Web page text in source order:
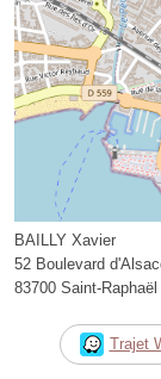
BAILLY Xavier
52 Boulevard
83700 Saint-Raphaël
Trajet